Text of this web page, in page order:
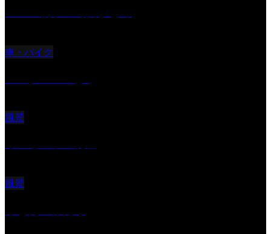
車・バイク
風景
風景